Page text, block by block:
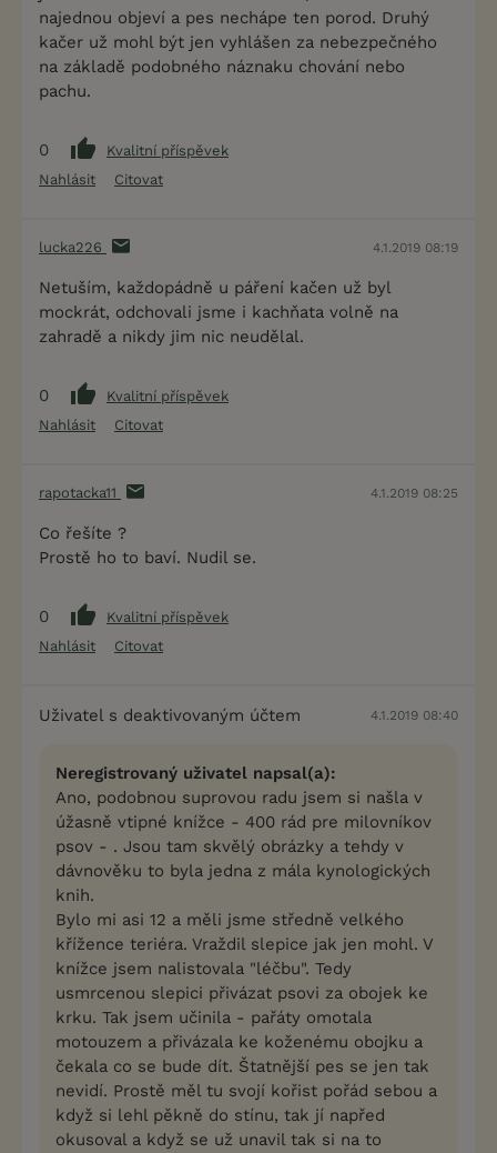
najednou objeví a pes nechápe ten porod. Druhý
kačer už mohl být jen vyhlášen za nebezpečného
na základě podobného náznaku chování nebo
pachu.
0
Kvalitní příspěvek
Nahlásit
Citovat
lucka226 4.1.2019 08:19
Netuším, každopádně u páření kačen už byl
mockrát, odchovali jsme i kachňata volně na
zahradě a nikdy jim nic neudělal.
0
Kvalitní příspěvek
Nahlásit
Citovat
rapotacka11 4.1.2019 08:25
Co řešíte ?
Prostě ho to baví. Nudil se.
0
Kvalitní příspěvek
Nahlásit
Citovat
Uživatel s deaktivovaným účtem 4.1.2019 08:40
Neregistrovaný uživatel napsal(a):
Ano, podobnou suprovou radu jsem si našla v
úžasně vtipné knížce - 400 rád pre milovníkov
psov - . Jsou tam skvělý obrázky a tehdy v
dávnověku to byla jedna z mála kynologických
knih.
Bylo mi asi 12 a měli jsme středně velkého
křížence teriéra. Vraždil slepice jak jen mohl. V
knížce jsem nalistovala "léčbu". Tedy
usmrcenou slepici přivázat psovi za obojek ke
krku. Tak jsem učinila - pařáty omotala
motouzem a přivázala ke koženému obojku a
čekala co se bude dít. Štatnější pes se jen tak
nevidí. Prostě měl tu svojí kořist pořád sebou a
když si lehl pěkně do stínu, tak jí napřed
okusoval a když se už unavil tak si na to